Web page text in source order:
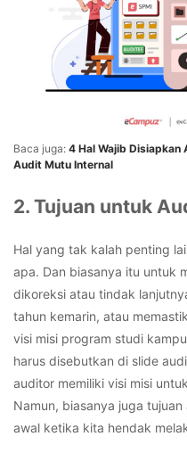
Baca juga: 4 Hal Wajib Disiapkan
Audit Mutu Internal
2. Tujuan untuk
Hal yang tak kalah penting
apa. Dan biasanya itu untuk
dikoreksi atau tindak
tahun kemarin, atau
visi misi program studi
harus disebutkan di slide
auditor memiliki visi misi
Namun, biasanya juga
awal ketika kita hendak